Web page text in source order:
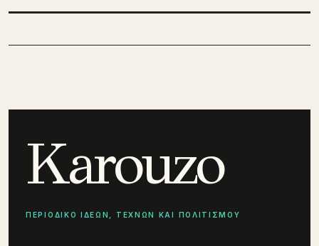
Karouzo
ΠΕΡΙΟΔΙΚΟ ΙΔΕΩΝ, ΤΕΧΝΩΝ ΚΑΙ ΠΟΛΙΤΙΣΜΟΥ